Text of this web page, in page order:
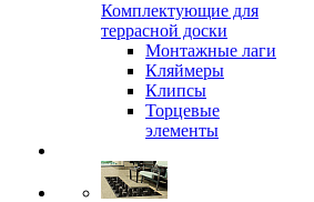
Комплектующие для
террасной доски
Монтажные лаги
Кляймеры
Клипсы
Торцевые
элементы